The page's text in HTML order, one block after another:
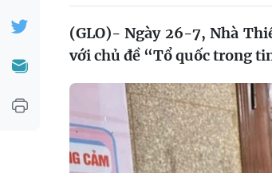
(GLO)- Ngày 26-7, Nhà
với chủ đề “Tổ quốc trong